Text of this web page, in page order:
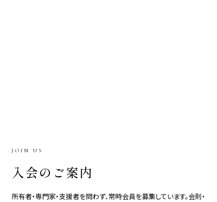
JOIN US
入会のご案内
所有者・専門家・支援者を問わず、常時会員を募集しています。会則・